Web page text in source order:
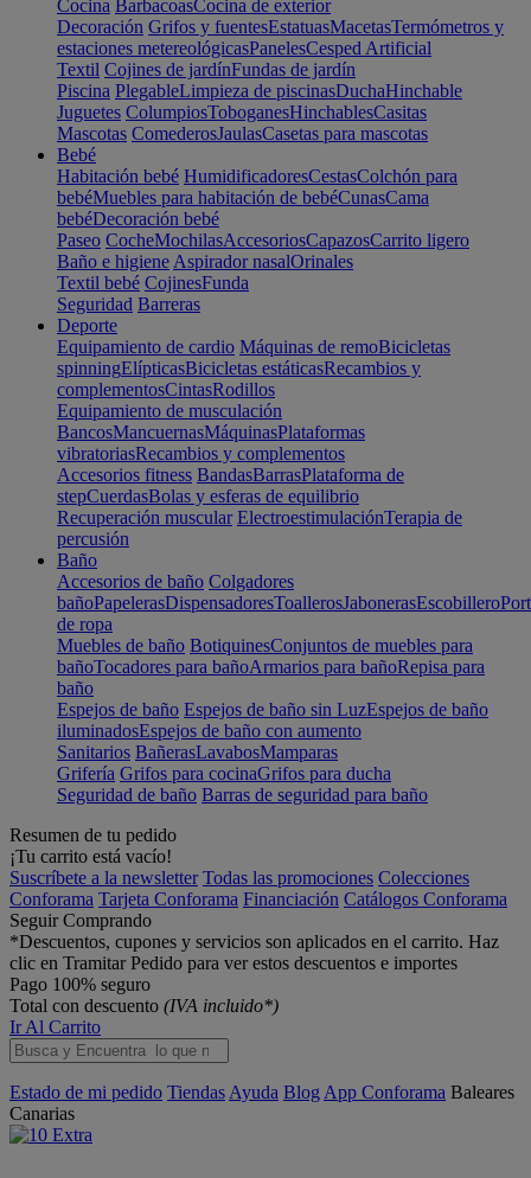
Cocina BarbacoasCocina de exterior
Decoración Grifos y fuentesEstatuasMacetasTermómetros y
estaciones metereológicasPanelesCesped Artificial
Textil Cojines de jardínFundas de jardín
Piscina PlegableLimpieza de piscinasDuchaHinchable
Juguetes ColumpiosToboganesHinchablesCasitas
Mascotas ComederosJaulasCasetas para mascotas
Bebé
Habitación bebé HumidificadoresCestasColchón para
bebéMuebles para habitación de bebéCunasCama
bebéDecoración bebé
Paseo CocheMochilasAccesoriosCapazosCarrito ligero
Baño e higiene Aspirador nasalOrinales
Textil bebé CojinesFunda
Seguridad Barreras
Deporte
Equipamiento de cardio Máquinas de remoBicicletas
spinningElípticasBicicletas estáticasRecambios y
complementosCintasRodillos
Equipamiento de musculación
BancosMancuernasMáquinasPlataformas
vibratoriasRecambios y complementos
Accesorios fitness BandasBarrasPlataforma de
stepCuerdasBolas y esferas de equilibrio
Recuperación muscular ElectroestimulaciónTerapia de
percusión
Baño
Accesorios de baño Colgadores
bañoPapelerasDispensadoresToallerosJabonerasEscobillero
de ropa
Muebles de baño BotiquinesConjuntos de muebles para
bañoTocadores para bañoArmarios para bañoRepisa para
baño
Espejos de baño Espejos de baño sin LuzEspejos de baño
iluminadosEspejos de baño con aumento
Sanitarios BañerasLavabosMamparas
Grifería Grifos para cocinaGrifos para ducha
Seguridad de baño Barras de seguridad para baño
Resumen de tu pedido
¡Tu carrito está vacío!
Suscríbete a la newsletter Todas las promociones Colecciones
Conforama Tarjeta Conforama Financiación Catálogos Conforama
Seguir Comprando
*Descuentos, cupones y servicios son aplicados en el carrito. Haz
clic en Tramitar Pedido para ver estos descuentos e importes
Pago 100% seguro
Total con descuento (IVA incluido*)
Ir Al Carrito
Estado de mi pedido Tiendas Ayuda Blog App Conforama Baleares
Canarias